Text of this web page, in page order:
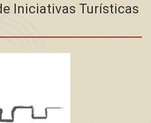
Iniciativas Turísticas